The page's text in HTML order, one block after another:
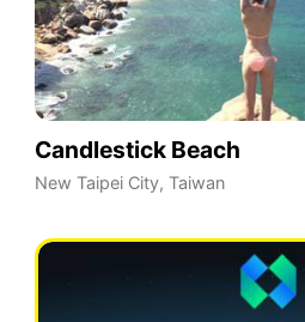
Candlestick Beach
New Taipei City, Taiwan